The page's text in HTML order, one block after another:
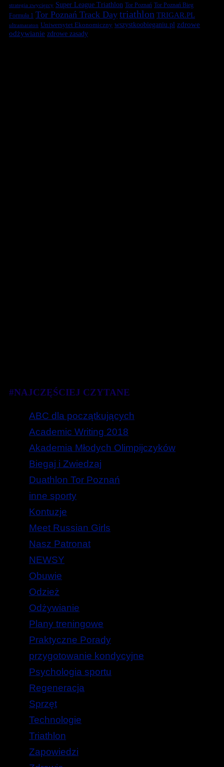
strategia zwycięzcy Super League Triathlon Tor Poznań Tor Poznań Bieg
Formuła 1 Tor Poznań Track Day triathlon TRIGAR.PL
ultramaraton Uniwersytet Ekonomiczny wszystkoobieganiu.pl zdrowe
odżywianie zdrowe zasady
#NAJCZĘŚCIEJ CZYTANE
ABC dla początkujących
Academic Writing 2018
Akademia Młodych Olimpijczyków
Biegaj i Zwiedzaj
Duathlon Tor Poznań
inne sporty
Kontuzje
Meet Russian Girls
Nasz Patronat
NEWSY
Obuwie
Odzież
Odżywianie
Plany treningowe
Praktyczne Porady
przygotowanie kondycyjne
Psychologia sportu
Regeneracja
Sprzęt
Technologie
Triathlon
Zapowiedzi